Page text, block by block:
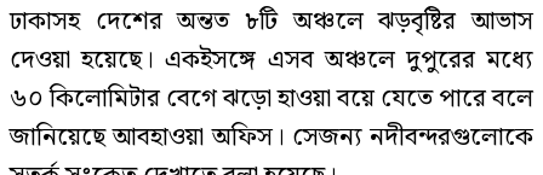
ঢাকাসহ দেশের অন্তত ৮টি অঞ্চলে ঝড়বৃষ্টির আভাস
দেওয়া হয়েছে। একইসঙ্গে এসব অঞ্চলে দুপুরের মধ্যে
৬০ কিলোমিটার বেগে ঝড়ো হাওয়া বয়ে যেতে পারে বলে
জানিয়েছে আবহাওয়া অফিস। সেজন্য নদীবন্দরগুলোকে